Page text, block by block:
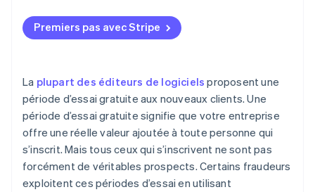
Suivi comportemental pendant l’essai
Stripe Radar
Premiers pas avec Stripe
La plupart des éditeurs de logiciels proposent une
période d’essai gratuite aux nouveaux clients. Une
période d’essai gratuite signifie que votre entreprise
offre une réelle valeur ajoutée à toute personne qui
s’inscrit. Mais tous ceux qui s’inscrivent ne sont pas
forcément de véritables prospects. Certains fraudeurs
exploitent ces périodes d’essai en utilisant